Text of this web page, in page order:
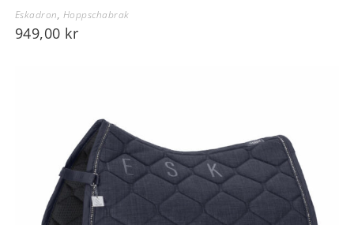
Eskadron, Hoppschabrak
949,00 kr